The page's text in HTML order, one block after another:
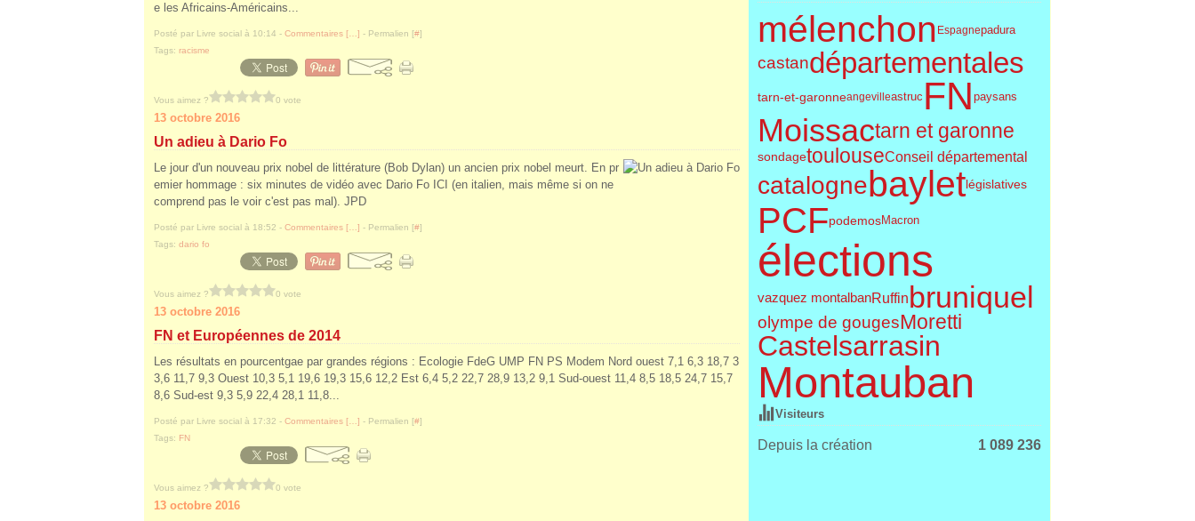
e les Africains-Américains...
Posté par Livre social à 10:14 - Commentaires [ ] - Permalien [#]
Tags: racisme
Vous aimez ? 0 vote
13 octobre 2016
Un adieu à Dario Fo
Le jour d'un nouveau prix nobel de littérature (Bob Dylan) un ancien prix nobel meurt. En pr
emier hommage : six minutes de vidéo avec Dario Fo ICI (en italien, mais même si on ne
comprend pas le voir c'est pas mal). JPD
Posté par Livre social à 18:52 - Commentaires [ ] - Permalien [#]
Tags: dario fo
Vous aimez ? 0 vote
13 octobre 2016
FN et Européennes de 2014
Les résultats en pourcentgae par grandes régions : Ecologie FdeG UMP FN PS Modem Nord ouest 7,1 6,3 18,7 3
3,6 11,7 9,3 Ouest 10,3 5,1 19,6 19,3 15,6 12,2 Est 6,4 5,2 22,7 28,9 13,2 9,1 Sud-ouest 11,4 8,5 18,5 24,7 15,7
8,6 Sud-est 9,3 5,9 22,4 28,1 11,8...
Posté par Livre social à 17:32 - Commentaires [ ] - Permalien [#]
Tags: FN
Vous aimez ? 0 vote
13 octobre 2016
mélenchon Espagnepadura
castandépartementales
tarn-et-garonneangevilleastruc FN paysans
Moissactarn et garonne
sondagetoulouseConseil départemental
catalognebayletlégislatives
PCFpodemosMacron
élections
vazquez montalbanRuffinbruniquel
olympe de gougesMoretti
Castelsarrasin
Montauban
Visiteurs
Depuis la création 1 089 236